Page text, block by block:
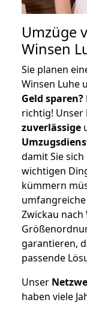
Umzüge
Winsen
Sie planen
Winsen Luhe
Geld sparen?
richtig! Unser
zuverlässige
damit Sie
wichtigen
kümmern
Zwickau
garantieren,
passende
Unser
haben viele